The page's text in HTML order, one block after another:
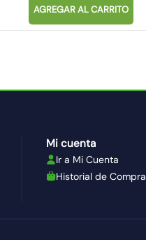
AGREGAR AL CARRITO
Mi cuenta
Ir a Mi Cuenta
Historial de Compra